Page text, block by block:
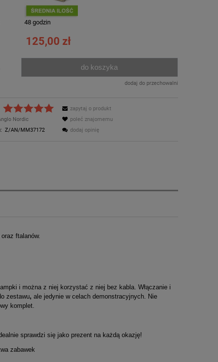
48 godzin
125,00 zł
do koszyka
dodaj do przechowalni
Nordic
Z/AN/MM37172
zapytaj o produkt
poleć znajomemu
dodaj opinię
ftalanów.
i można z niej korzystać z niej bez kabla. Włączanie i
zestawu, ale jedynie w celach demonstracyjnych. Nie
komplet.
sprawdzi się jako prezent na każdą okazję!
zabawek